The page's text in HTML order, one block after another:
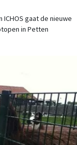
ICHOS gaat de nieuwe
in Petten